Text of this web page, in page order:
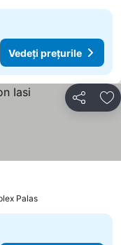
Vedeți prețurile
Distribuiți
Palas